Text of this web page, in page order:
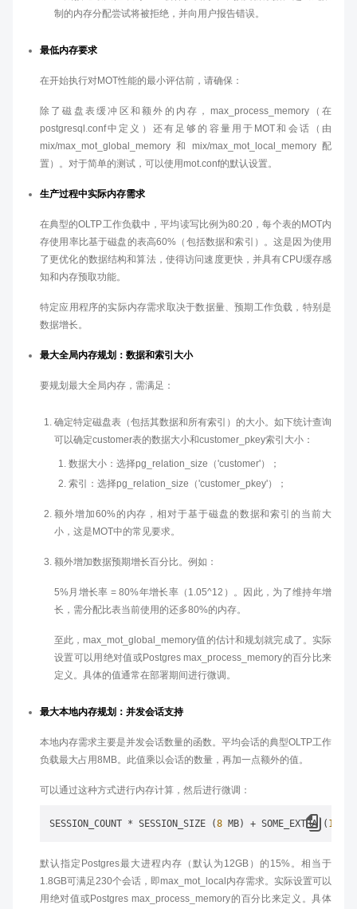
制的内存分配尝试将被拒绝，并向用户报告错误。
最低内存要求
在开始执行对MOT性能的最小评估前，请确保：
除了磁盘表缓冲区和额外的内存，max_process_memory（在
postgresql.conf中定义）还有足够的容量用于MOT和会话（由
mix/max_mot_global_memory和mix/max_mot_local_memory配
置）。对于简单的测试，可以使用mot.conf的默认设置。
生产过程中实际内存需求
在典型的OLTP工作负载中，平均读写比例为80:20，每个表的MOT内
存使用率比基于磁盘的表高60%（包括数据和索引）。这是因为使用
了更优化的数据结构和算法，使得访问速度更快，并具有CPU缓存感
知和内存预取功能。
特定应用程序的实际内存需求取决于数据量、预期工作负载，特别是
数据增长。
最大全局内存规划：数据和索引大小
要规划最大全局内存，需满足：
确定特定磁盘表（包括其数据和所有索引）的大小。如下统计查询
可以确定customer表的数据大小和customer_pkey索引大小：
数据大小：选择pg_relation_size（'customer'）；
索引：选择pg_relation_size（'customer_pkey'）；
额外增加60%的内存，相对于基于磁盘的数据和索引的当前大
小，这是MOT中的常见要求。
额外增加数据预期增长百分比。例如：
5%月增长率 = 80%年增长率（1.05^12）。因此，为了维持年增
长，需分配比表当前使用的还多80%的内存。
至此，max_mot_global_memory值的估计和规划就完成了。实际
设置可以用绝对值或Postgres max_process_memory的百分比来
定义。具体的值通常在部署期间进行微调。
最大本地内存规划：并发会话支持
本地内存需求主要是并发会话数量的函数。平均会话的典型OLTP工作
负载最大占用8MB。此值乘以会话的数量，再加一点额外的值。
可以通过这种方式进行内存计算，然后进行微调：
SESSION_COUNT * SESSION_SIZE (8 MB) + SOME_EXTRA ( 100
默认指定Postgres最大进程内存（默认为12GB）的15%。相当于
1.8GB可满足230个会话，即max_mot_local内存需求。实际设置可以
用绝对值或Postgres max_process_memory的百分比来定义。具体